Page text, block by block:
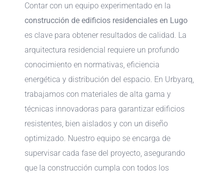
Contar con un equipo experimentado en la
construcción de edificios residenciales en Lugo
es clave para obtener resultados de calidad. La
arquitectura residencial requiere un profundo
conocimiento en normativas, eficiencia
energética y distribución del espacio. En Urbyarq,
trabajamos con materiales de alta gama y
técnicas innovadoras para garantizar edificios
resistentes, bien aislados y con un diseño
optimizado. Nuestro equipo se encarga de
supervisar cada fase del proyecto, asegurando
que la construcción cumpla con todos los